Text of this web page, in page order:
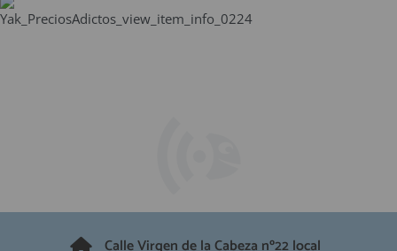
Calle Virgen de la Cabeza nº22 local